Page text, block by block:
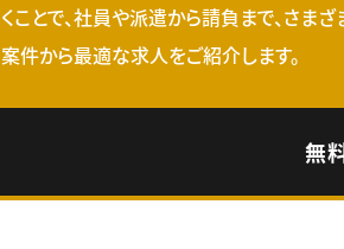
くことで、社員や派遣から請負まで、さま
案件から最適な求人をご紹介します。
無